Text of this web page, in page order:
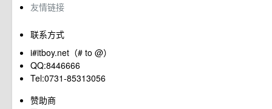
友情链接
联系方式
i#itboy.net（# to @）
QQ:8446666
Tel:0731-85313056
赞助商